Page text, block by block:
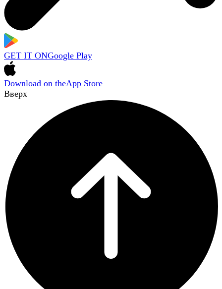
GET IT ONGoogle Play
Download on theApp Store
Вверх